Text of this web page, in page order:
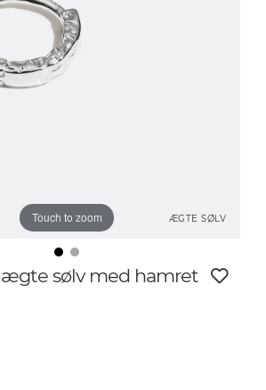
ÆGTE SØLV
Touch to zoom
ægte sølv med hamret